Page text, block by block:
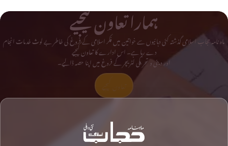
ہمارا تعاون کیجیے
ماہ نامہ حجاب اسلامی گذشتہ کئی دہائیوں سے خواتین میں فکر اسلامی کے فروغ کی خاطر بے لوث خدمات انجام
دے رہا ہے۔ اس ادارے کا تعاون کیجیے
اور دینی و تحریکی لٹریچر کے فروغ میں اپنا حصہ ڈالیے۔